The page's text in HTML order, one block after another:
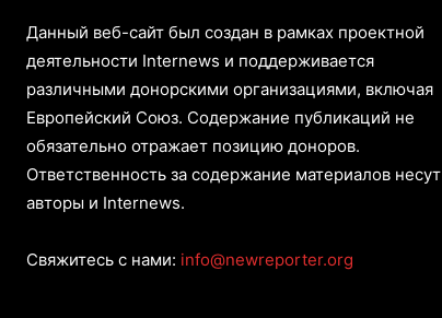
Данный веб-сайт был создан в рамках проектной
деятельности Internews и поддерживается
различными донорскими организациями, включая
Европейский Союз. Содержание публикаций не
обязательно отражает позицию доноров.
Ответственность за содержание материалов несут
авторы и Internews.
Свяжитесь с нами: info@newreporter.org